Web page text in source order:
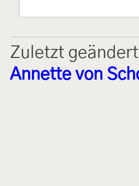
Zuletzt
Annette von